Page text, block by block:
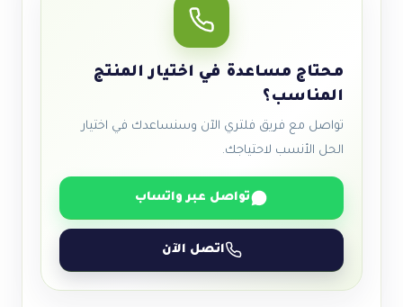
محتاج مساعدة في اختيار المنتج
المناسب؟
تواصل مع فريق فلتري الآن وسنساعدك في اختيار
الحل الأنسب لاحتياجك.
تواصل عبر واتساب
اتصل الآن